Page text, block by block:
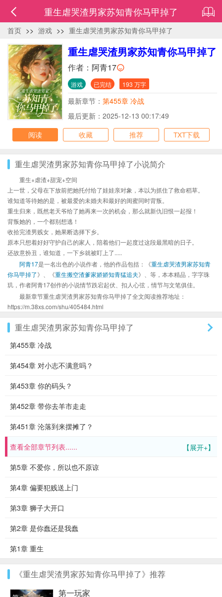
重生虐哭渣男家苏知青你马甲掉了
首页 >> 游戏 >> 重生虐哭渣男家苏知青你马甲掉了
重生虐哭渣男家苏知青你马甲掉了
作者： 阿青17
游戏 已完结 193 万字
最新章节： 第455章 冷战
最后更新：2025-12-13 00:17:49
阅读
收藏 推荐 TXT下载
重生虐哭渣男家苏知青你马甲掉了小说简介
重生+虐渣+甜宠+空间
上一世，父母在下放前把她托付给了娃娃亲对象，本以为抓住了救命稻草。
谁知道等待她的是，被最爱的未婚夫和最好的闺蜜同时背叛。
重生归来，既然老天爷给了她再来一次的机会，那么就新仇旧恨一起报！
背叛她的，一个都别想逃！
收拾完渣男贱女，她果断选择下乡。
原本只想着好好守护自己的家人，陪着他们一起度过这段最黑暗的日子。
还故意扮丑，谁知道，一下乡就被盯上了.....
阿青17是一名出色的小说作者，他的作品包括：《重生虐哭渣男家苏知青
你马甲掉了》、《重生搬空渣爹家娇娇知青猛追夫》、等，本本精品，字字珠
玑，作者阿青17创作的小说情节跌宕起伏、扣人心弦，情节与文笔俱佳。
最新章节重生虐哭渣男家苏知青你马甲掉了全文阅读推荐地址：
https://m.38xs.com/shu/405484.html
重生虐哭渣男家苏知青你马甲掉了
第455章 冷战
第454章 对小志不满意吗？
第453章 你的码头？
第452章 带你去羊市走走
第451章 沦落到来摆摊了？
【展开+】
查看全部章节列表......
第5章 不爱你，所以也不原谅
第4章 偏要犯贱送上门
第3章 狮子大开口
第2章 是你蠢还是我蠢
第1章 重生
《重生虐哭渣男家苏知青你马甲掉了》推荐
第一玩家